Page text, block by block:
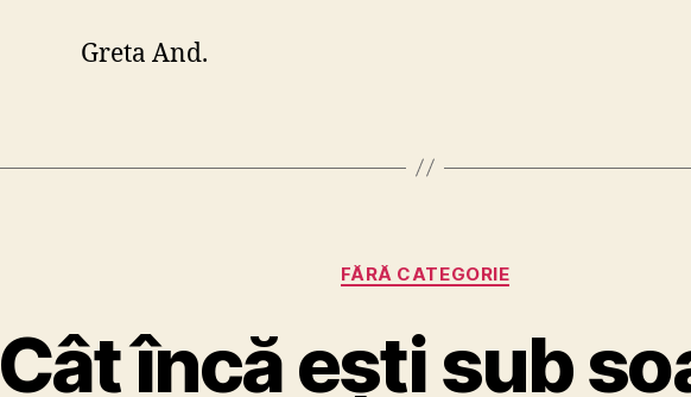
Greta And.
Categorii
FĂRĂ CATEGORIE
Cât încă ești sub